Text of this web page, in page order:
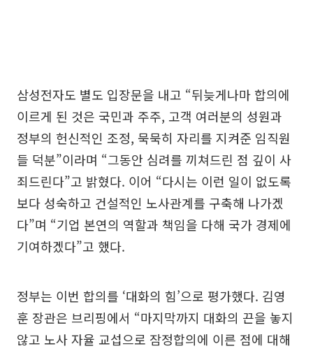
삼성전자도 별도 입장문을 내고 “뒤늦게나마 합의에
이르게 된 것은 국민과 주주, 고객 여러분의 성원과
정부의 헌신적인 조정, 묵묵히 자리를 지켜준 임직원
들 덕분”이라며 “그동안 심려를 끼쳐드린 점 깊이 사
죄드린다”고 밝혔다. 이어 “다시는 이런 일이 없도록
보다 성숙하고 건설적인 노사관계를 구축해 나가겠
다”며 “기업 본연의 역할과 책임을 다해 국가 경제에
기여하겠다”고 했다.
정부는 이번 합의를 ‘대화의 힘’으로 평가했다. 김영
훈 장관은 브리핑에서 “마지막까지 대화의 끈을 놓지
않고 노사 자율 교섭으로 잠정합의에 이른 점에 대해